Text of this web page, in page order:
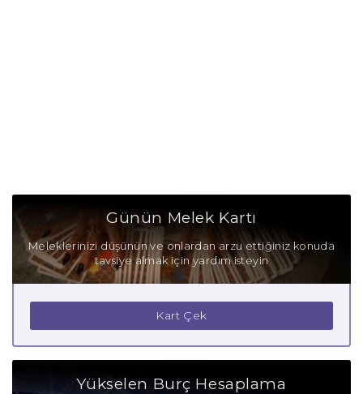
Günün Melek Kartı
Meleklerinizi düşünün ve onlardan arzu ettiğiniz konuda
tavsiye almak için yardım isteyin
Kart Çek
Yükselen Burç Hesaplama